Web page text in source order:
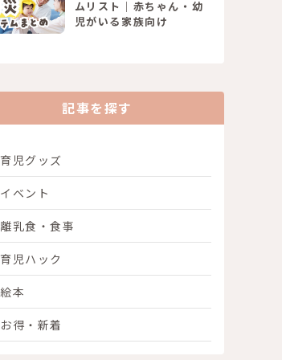
ムリスト｜赤ちゃん・幼
児がいる家族向け
記事を探す
育児グッズ
イベント
離乳食・食事
育児ハック
絵本
お得・新着